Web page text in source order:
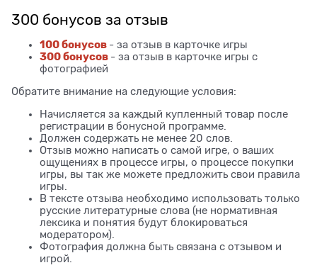
300 бонусов за отзыв
100 бонусов - за отзыв в карточке игры
300 бонусов - за отзыв в карточке игры с
фотографией
Обратите внимание на следующие условия:
Начисляется за каждый купленный товар после
регистрации в бонусной программе.
Должен содержать не менее 20 слов.
Отзыв можно написать о самой игре, о ваших
ощущениях в процессе игры, о процессе покупки
игры, вы так же можете предложить свои правила
игры.
В тексте отзыва необходимо использовать только
русские литературные слова (не нормативная
лексика и понятия будут блокироваться
модератором).
Фотография должна быть связана с отзывом и
игрой.